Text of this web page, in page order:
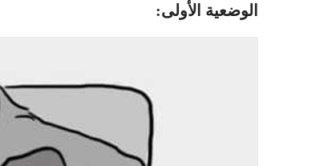
الوضعية الأولى: